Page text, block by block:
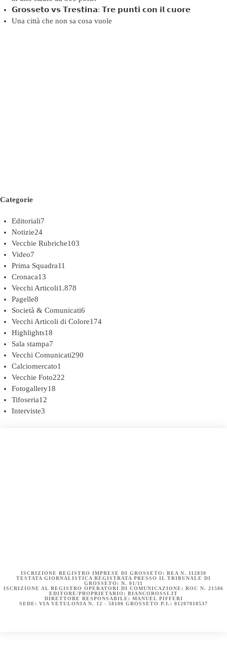
𝗚𝗿𝗼𝘀𝘀𝗲𝘁𝗼 𝘃𝘀 𝗧𝗿𝗲𝘀𝘁𝗶𝗻𝗮: 𝗧𝗿𝗲 𝗽𝘂𝗻𝘁𝗶 𝗰𝗼𝗻 𝗶𝗹 𝗰𝘂𝗼𝗿𝗲
Una città che non sa cosa vuole
Categorie
Editoriali7
Notizie24
Vecchie Rubriche103
Video7
Prima Squadra11
Cronaca13
Vecchi Articoli1.878
Pagelle8
Società & Comunicati6
Vecchi Articoli di Colore174
Highlights18
Sala stampa7
Vecchi Comunicati290
Calciomercato1
Vecchie Foto222
Fotogallery18
Tifoseria12
Interviste3
ISCRIZIONE REGISTRO IMPRESE DI GROSSETO: REA N. 112830
TESTATA GIORNALISTICA REGISTRATA PRESSO IL TRIBUNALE DI
GROSSETO: N. 01/11
ISCRIZIONE AL REGISTRO OPERATORI DI COMUNICAZIONE: ROC N. 21506
EDITORE/PROPRIETARIO: BIANCOROSSI.IT
DIRETTORE RESPONSABILE: MANUEL PIFFERI
SEDE: VIA VETULONIA N. 12 - 58100 GROSSETO P.I.: 01207010537